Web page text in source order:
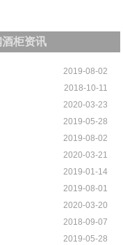
柜资讯
2019-08-02
2018-10-11
2020-03-23
2019-05-28
2019-08-02
2020-03-21
2019-01-14
2019-08-01
2020-03-20
2018-09-07
2019-05-28